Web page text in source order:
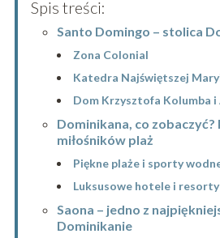
Spis treści:
Santo Domingo – stolica
Zona Colonial
Katedra Najświętszej
Dom Krzysztofa Kolumba i
Dominikana, co zobaczyć?
miłośników plaż
Piękne plaże i sporty
Luksusowe hotele i resorty
Saona – jedno z
Dominikanie